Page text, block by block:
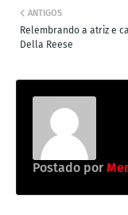
ANTIGOS
Relembrando a atriz e
Della Reese
Postado por